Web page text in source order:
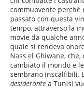
commuovente perché
passato con questa
tempo, attraverso la
movie da qualche
quale si rendeva
Nass el Ghiwane, che,
cambiato il mondo e
sembrano inscalfibili.
desiderante a Tunisi